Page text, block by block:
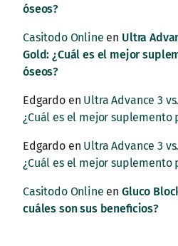
óseos?
Casitodo Online en Ultra
Gold: ¿Cuál es el mejor
óseos?
Edgardoen Ultra Advance 3
¿Cuál es el mejor suplemento
Edgardoen Ultra Advance 3
¿Cuál es el mejor suplemento
Casitodo Online en Gluco
cuáles son sus beneficios?